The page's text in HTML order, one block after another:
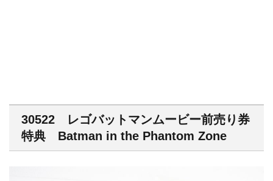
30522 レゴバットマンムービー前売り券
特典 Batman in the Phantom Zone